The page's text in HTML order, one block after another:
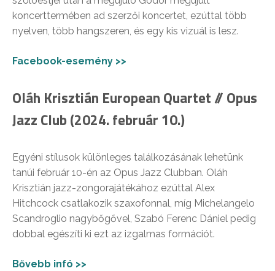
koncerttermében ad szerzői koncertet, ezúttal több
nyelven, több hangszeren, és egy kis vizuál is lesz.
Facebook-esemény >>
Oláh Krisztián European Quartet // Opus
Jazz Club (2024. február 10.)
Egyéni stílusok különleges találkozásának lehetünk
tanúi február 10-én az Opus Jazz Clubban. Oláh
Krisztián jazz-zongorajátékához ezúttal Alex
Hitchcock csatlakozik szaxofonnal, míg Michelangelo
Scandroglio nagybőgővel, Szabó Ferenc Dániel pedig
dobbal egészíti ki ezt az izgalmas formációt.
Bővebb infó >>